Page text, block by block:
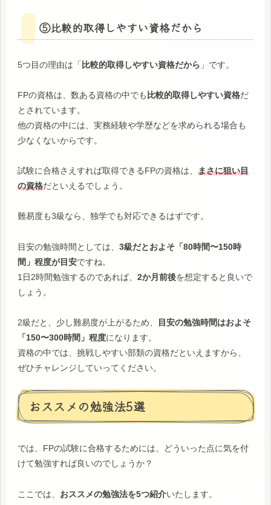
⑤比較的取得しやすい資格だから
5つ目の理由は「 比較的取得しやすい資格だから 」です。
FPの資格は、数ある資格の中でも 比較的取得しやすい資格だ
とされています。
他の資格の中には、実務経験や学歴などを求められる場合も
少なくないからです。
試験に合格さえすれば取得できるFPの資格は、 まさに狙い目
の資格だといえるでしょう。
難易度も3級なら、独学でも対応できるはずです。
目安の勉強時間としては、 3級だとおよそ「80時間〜150時
間」程度が目安ですね。
1日2時間勉強するのであれば、 2か月前後を想定すると良いで
しょう。
2級だと、少し難易度が上がるため、
目安の勉強時間はおよそ
「150〜300時間」程度になります。
資格の中では、挑戦しやすい部類の資格だといえますから、
ぜひチャレンジしていってください。
おススメの勉強法5選
では、FPの試験に合格するためには、どういった点に気を付
けて勉強すれば良いのでしょうか？
ここでは、 おススメの勉強法を5つ紹介いたします。